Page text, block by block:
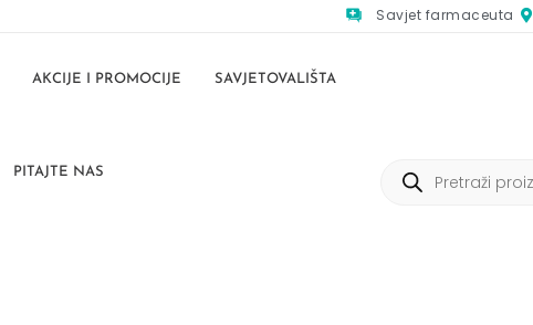
Savjet farmaceuta
AKCIJE I PROMOCIJE SAVJETOVALIŠTA
PITAJTE NAS